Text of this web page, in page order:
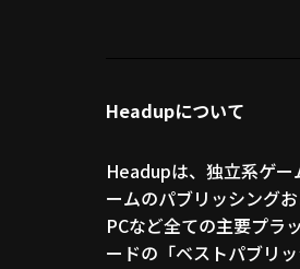
Headupについて
Headupは、独立系ゲ
ームのパブリッシング
PCなど全ての主要プラ
ードの「ベストパブリ